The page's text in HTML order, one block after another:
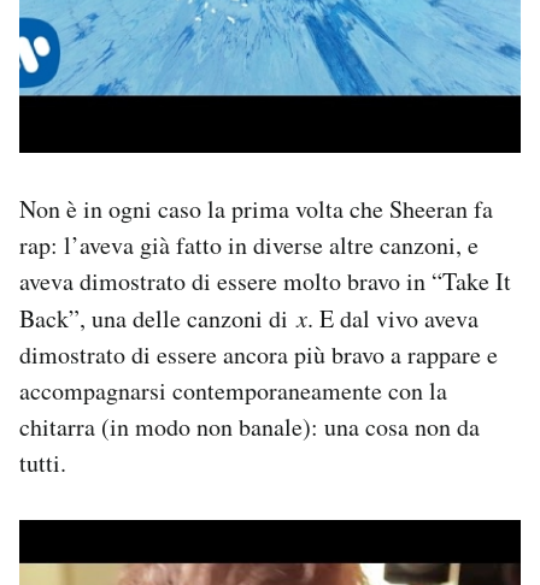
Non è in ogni caso la prima volta che Sheeran fa
rap: l’aveva già fatto in diverse altre canzoni, e
aveva dimostrato di essere molto bravo in “Take It
Back”, una delle canzoni dix. E dal vivo aveva
dimostrato di essere ancora più bravo a rappare e
accompagnarsi contemporaneamente con la
chitarra (in modo non banale): una cosa non da
tutti.